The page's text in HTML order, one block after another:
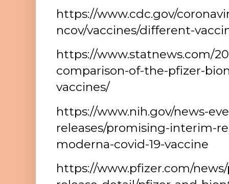
https://www.cdc.gov/
ncov/vaccines/different-
https://www.statnews.com/
comparison-of-the-pfizer-
vaccines/
https://www.nih.gov/news-
releases/promising-interim-
moderna-covid-19-vaccine
https://www.pfizer.com/